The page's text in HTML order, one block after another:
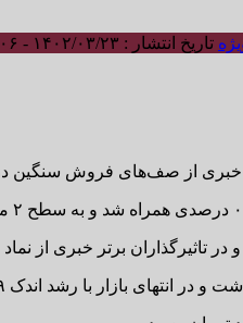
تاریخ انتشار : ۱۴۰۲/۰۳/۲۳ - ۱۶:۰۶
و خبری از صف‌های فروش سنگین
در تاثیرگذاران برتر خبری از
با رشد اندک ۰.۰۹ درصدی همراه شد.